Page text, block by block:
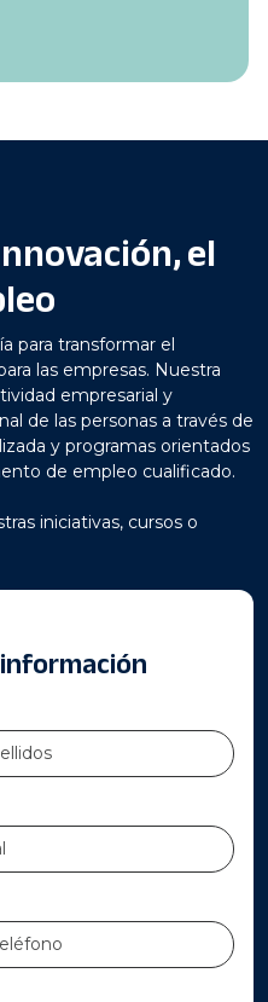
el
para transformar el
las empresas. Nuestra
empresarial y
de las personas a través de
y programas orientados
de empleo cualificado.
iniciativas, cursos o